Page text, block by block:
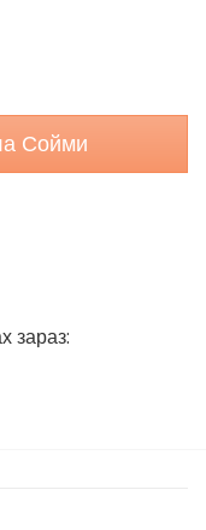
Сойми
зараз: